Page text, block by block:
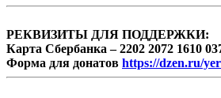
РЕКВИЗИТЫ ДЛЯ ПОДДЕРЖКИ:
Карта Сбербанка – 2202 2072 1610
Форма для донатов https://dzen.ru/